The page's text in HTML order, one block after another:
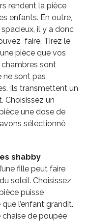
rendent la pièce
enfants. En outre,
il y a donc
faire. Tirez le
pièce que vos
sont
ne sont pas
Ils transmettent un
Choisissez un
une dose de
sélectionné
shabby
fille peut faire
soleil. Choisissez
puisse
l’enfant grandit.
de poupée